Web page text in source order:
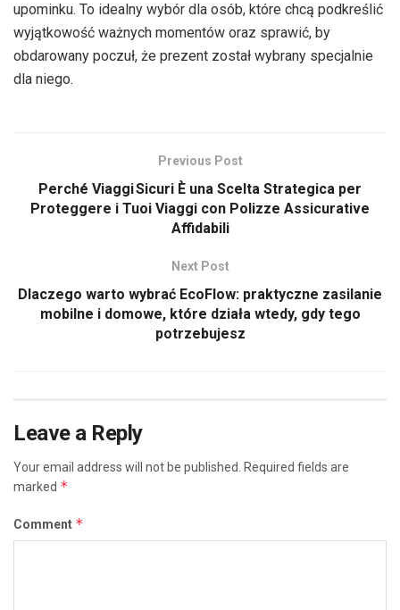
upominku. To idealny wybór dla osób, które chcą podkreślić
wyjątkowość ważnych momentów oraz sprawić, by
obdarowany poczuł, że prezent został wybrany specjalnie
dla niego.
Previous Post
Perché Viaggi Sicuri È una Scelta Strategica per
Proteggere i Tuoi Viaggi con Polizze Assicurative
Affidabili
Next Post
Dlaczego warto wybrać EcoFlow: praktyczne zasilanie
mobilne i domowe, które działa wtedy, gdy tego
potrzebujesz
Leave a Reply
Your email address will not be published. Required fields are
marked *
Comment *